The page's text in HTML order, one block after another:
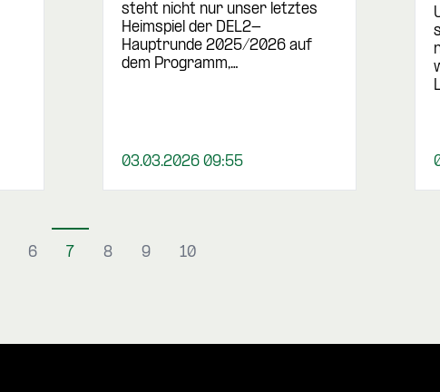
steht nicht nur unser letztes
Heimspiel der DEL2-
Hauptrunde 2025/2026 auf
dem Programm,…
03.03.2026 09:55
6 7 8 9 10